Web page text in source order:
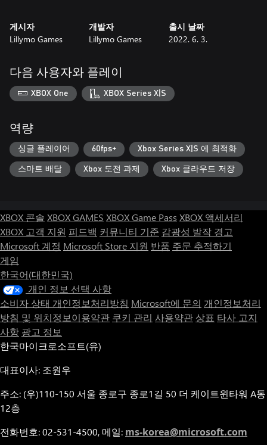
게시자
Lillymo Games
개발자
Lillymo Games
출시 날짜
2022. 6. 3.
다음 사용자와 플레이
XBOX One XBOX Series X|S
역량
싱글 플레이어 60fps+ Xbox Series X|S 에 최적화
스마트 배달 Xbox 도전 과제 Xbox 클라우드 저장
XBOX 콘솔 XBOX GAMES XBOX Game Pass XBOX 액세서리
XBOX 고객 지원 피드백 커뮤니티 기준 감광성 발작 경고
Microsoft 계정 Microsoft Store 지원 반품 주문 추적하기
게임
한국어(대한민국)
개인 정보 선택 사항
소비자 상태 개인정보처리방침 Microsoft에 문의 개인정보처리
방침 및 위치정보이용약관 쿠키 관리 사용약관 상표 타사 고지
사항 광고 정보
한국마이크로소프트(유)
대표이사: 조원우
주소: (우)110-150 서울 종로구 종로1길 50 더 케이트윈타워 A동
12층
전화번호: 02-531-4500, 메일: ms-korea@microsoft.com